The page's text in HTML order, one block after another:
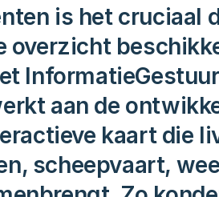
is het cruciaal
overzicht
aan de
kaart die
scheepvaart,